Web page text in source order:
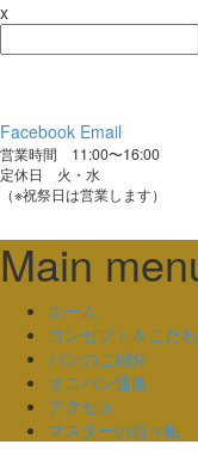
x
索:
Facebook Email
営業時間 11:00〜16:00
定休日 火・水
（※祝祭日は営業します）
Main
Skip
content
ホーム
コンセプト＆こだ
パンのご紹介
オニパン通販
アクセス
マスターの折々帳